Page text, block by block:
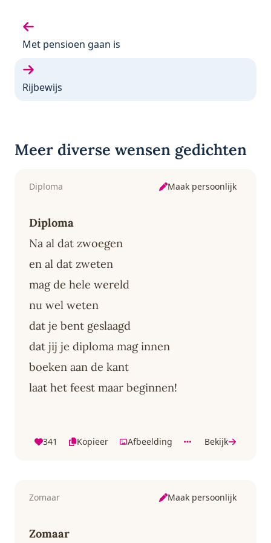
Vorige gedicht:
Met pensioen gaan is
Volgende gedicht:
Rijbewijs
Meer diverse wensen gedichten
Diploma Maak persoonlijk
Diploma
Na al dat zwoegen
en al dat zweten
mag de hele wereld
nu wel weten
dat je bent geslaagd
dat jij je diploma mag innen
boeken aan de kant
laat het feest maar beginnen!
341 Kopieer Afbeelding Bekijk
Zomaar Maak persoonlijk
Zomaar